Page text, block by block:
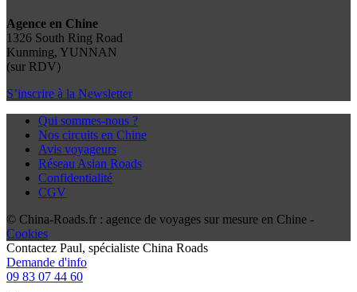
Agence en Chine
1326 South Ring Road
Kunming, YUNNAN
(sur RDV)
S’inscrire à la Newsletter
Qui sommes-nous ?
Nos circuits en Chine
Avis voyageurs
Réseau Asian Roads
Confidentialité
CGV
© China-Roads.fr : agence de voyages sur mesure en Chine -
Cookies
Contactez Paul, spécialiste China Roads
Demande d'info
09 83 07 44 60